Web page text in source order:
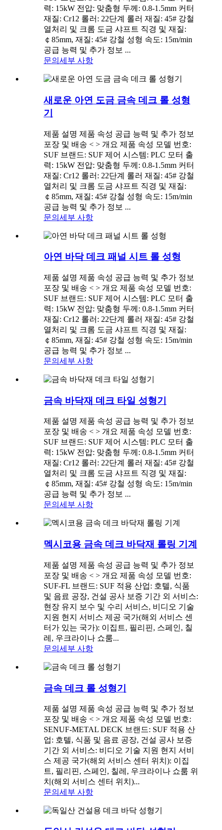
력: 15kW 전압: 맞춤형 두께: 0.8-1.5mm 커터
재질: Cr12 롤러: 22단계 롤러 재질: 45# 강철
열처리 및 크롬 도금 샤프트 직경 및 재질:
￠85mm, 재질: 45# 강철 성형 속도: 15m/min
공급 능력 및 추가 정보 ...
문의 세부 사항
새로운 아연 도금 금속 데크 롤 성형
기
제품 설명 제품 속성 공급 능력 및 추가 정보
포장 및 배송 < > 개요 제품 속성 모델 번호:
SUF 브랜드: SUF 제어 시스템: PLC 모터 출
력: 15kW 전압: 맞춤형 두께: 0.8-1.5mm 커터
재질: Cr12 롤러: 22단계 롤러 재질: 45# 강철
열처리 및 크롬 도금 샤프트 직경 및 재질:
￠85mm, 재질: 45# 강철 성형 속도: 15m/min
공급 능력 및 추가 정보 ...
문의 세부 사항
아연 바닥 데크 패널 시트 롤 성형
제품 설명 제품 속성 공급 능력 및 추가 정보
포장 및 배송 < > 개요 제품 속성 모델 번호:
SUF 브랜드: SUF 제어 시스템: PLC 모터 출
력: 15kW 전압: 맞춤형 두께: 0.8-1.5mm 커터
재질: Cr12 롤러: 22단계 롤러 재질: 45# 강철
열처리 및 크롬 도금 샤프트 직경 및 재질:
￠85mm, 재질: 45# 강철 성형 속도: 15m/min
공급 능력 및 추가 정보 ...
문의 세부 사항
금속 바닥재 데크 타일 성형기
제품 설명 제품 속성 공급 능력 및 추가 정보
포장 및 배송 < > 개요 제품 속성 모델 번호:
SUF 브랜드: SUF 제어 시스템: PLC 모터 출
력: 15kW 전압: 맞춤형 두께: 0.8-1.5mm 커터
재질: Cr12 롤러: 22단계 롤러 재질: 45# 강철
열처리 및 크롬 도금 샤프트 직경 및 재질:
￠85mm, 재질: 45# 강철 성형 속도: 15m/min
공급 능력 및 추가 정보 ...
문의 세부 사항
멕시코용 금속 데크 바닥재 롤링 기계
제품 설명 제품 속성 공급 능력 및 추가 정보
포장 및 배송 < > 개요 제품 속성 모델 번호:
SUF-FL 브랜드: SUF 적용 산업: 호텔, 식품
및 음료 공장, 건설 공사 보증 기간 외 서비스:
현장 유지 보수 및 수리 서비스, 비디오 기술
지원 현지 서비스 제공 국가(해외 서비스 센
터가 있는 국가): 이집트, 필리핀, 스페인, 칠
레, 우크라이나 쇼룸...
문의 세부 사항
금속 데크 롤 성형기
제품 설명 제품 속성 공급 능력 및 추가 정보
포장 및 배송 < > 개요 제품 속성 모델 번호:
SENUF-METAL DECK 브랜드: SUF 적용 산
업: 호텔, 식품 및 음료 공장, 건설 공사 보증
기간 외 서비스: 비디오 기술 지원 현지 서비
스 제공 국가(해외 서비스 센터 위치): 이집
트, 필리핀, 스페인, 칠레, 우크라이나 쇼룸 위
치(해외 서비스 센터 위치)...
문의 세부 사항